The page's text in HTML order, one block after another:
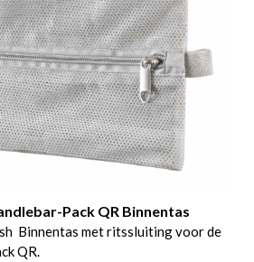
Pack QR Binnentas
Binnentas met ritssluiting voor de
QR.